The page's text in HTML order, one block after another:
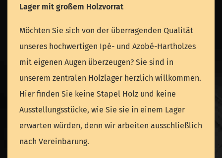
Lager mit großem Holzvorrat
Möchten Sie sich von der überragenden Qualität
unseres hochwertigen Ipé- und Azobé-Hartholzes
mit eigenen Augen überzeugen? Sie sind in
unserem zentralen Holzlager herzlich willkommen.
Hier finden Sie keine Stapel Holz und keine
Ausstellungsstücke, wie Sie sie in einem Lager
erwarten würden, denn wir arbeiten ausschließlich
nach Vereinbarung.